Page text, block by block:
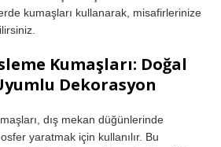
kumaşları kullanarak, misafirlerinize
Kumaşları: Doğal
Dekorasyon
dış mekan düğünlerinde
yaratmak için kullanılır. Bu